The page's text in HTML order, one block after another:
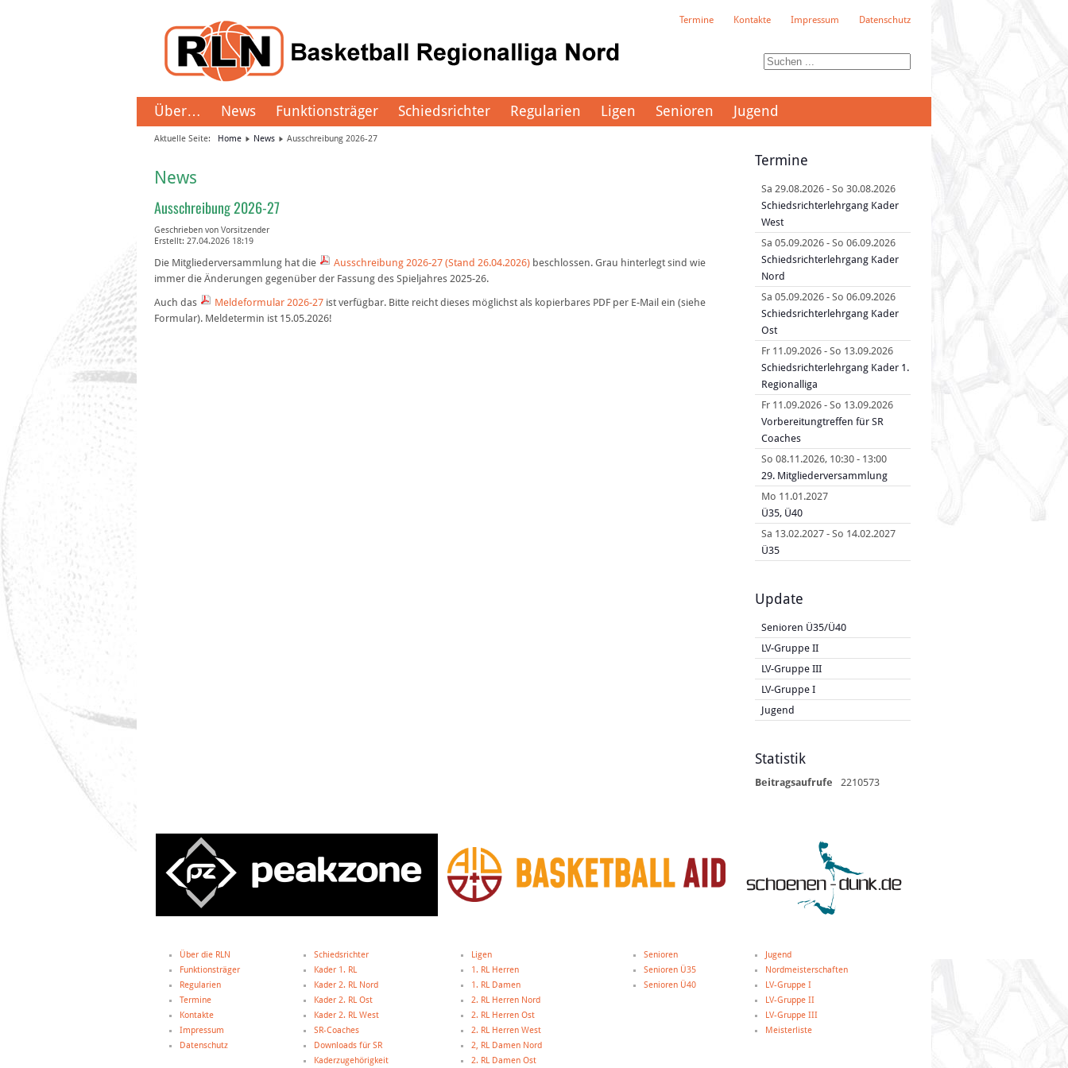
Termine Kontakte Impressum Datenschutz
Über… News Funktionsträger Schiedsrichter Regularien Ligen Senioren Jugend
Aktuelle Seite: Home News Ausschreibung 2026-27
News
Ausschreibung 2026-27
Geschrieben von Vorsitzender
Erstellt: 27.04.2026 18:19
Die Mitgliederversammlung hat die Ausschreibung 2026-27 (Stand 26.04.2026) beschlossen. Grau hinterlegt sind wie
immer die Änderungen gegenüber der Fassung des Spieljahres 2025-26.
Auch das
Meldeformular 2026-27 ist verfügbar. Bitte reicht dieses möglichst als kopierbares PDF per E-Mail ein (siehe
Formular). Meldetermin ist 15.05.2026!
Termine
Sa 29.08.2026 - So 30.08.2026
Schiedsrichterlehrgang Kader
West
Sa 05.09.2026 - So 06.09.2026
Schiedsrichterlehrgang Kader
Nord
Sa 05.09.2026 - So 06.09.2026
Schiedsrichterlehrgang Kader
Ost
Fr 11.09.2026 - So 13.09.2026
Schiedsrichterlehrgang Kader 1.
Regionalliga
Fr 11.09.2026 - So 13.09.2026
Vorbereitungtreffen für SR
Coaches
So 08.11.2026, 10:30 - 13:00
29. Mitgliederversammlung
Mo 11.01.2027
Ü35, Ü40
Sa 13.02.2027 - So 14.02.2027
Ü35
Update
Senioren Ü35/Ü40
LV-Gruppe II
LV-Gruppe III
LV-Gruppe I
Jugend
Statistik
Beitragsaufrufe 2210573
Über die RLN
Funktionsträger
Regularien
Termine
Kontakte
Impressum
Datenschutz
Schiedsrichter
Kader 1. RL
Kader 2. RL Nord
Kader 2. RL Ost
Kader 2. RL West
SR-Coaches
Downloads für SR
Kaderzugehörigkeit
Ligen
1. RL Herren
1. RL Damen
2. RL Herren Nord
2. RL Herren Ost
2. RL Herren West
2, RL Damen Nord
2. RL Damen Ost
Senioren
Senioren Ü35
Senioren Ü40
Jugend
Nordmeisterschaften
LV-Gruppe I
LV-Gruppe II
LV-Gruppe III
Meisterliste